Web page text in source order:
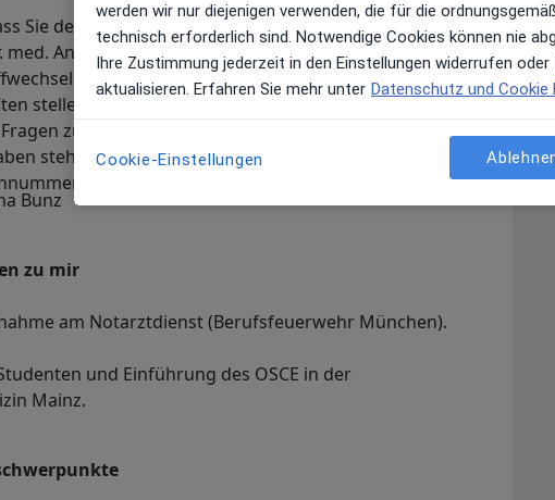
Sie den Weg zu meinem jameda-Profil gefunden haben
Anna-Lena Bunz sowie die Privatpraxis für
in München informieren möchten.
stelle ich Ihnen meine Behandlungsschwerpunkte vor.
zu bestimmten Behandlungsmethoden oder
stehe ich Ihnen gerne zur Verfügung. Kontaktieren Sie
089/94548810. Ich freue mich auf Ihren Besuch!
Bunz
zu mir
am Notarztdienst (Berufsfeuerwehr München).
und Einführung des OSCE in der
Mainz.
werden wir nur diejenigen verwenden, die für die
technisch erforderlich sind. Notwendige Cookies können nie
Ihre Zustimmung jederzeit in den Einstellungen widerrufen
aktualisieren. Erfahren Sie mehr unter Datenschutz und Cookie
Cookie-Einstellungen